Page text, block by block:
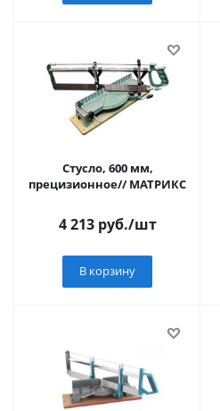
Стусло, 600 мм,
прецизионное// MАТРИКС
4 213руб./шт
В корзину